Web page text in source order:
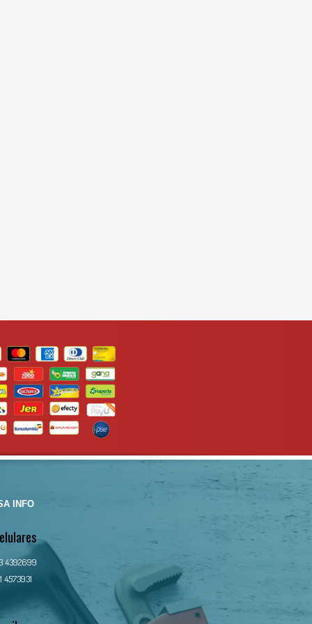
INFO
4392699
4573931